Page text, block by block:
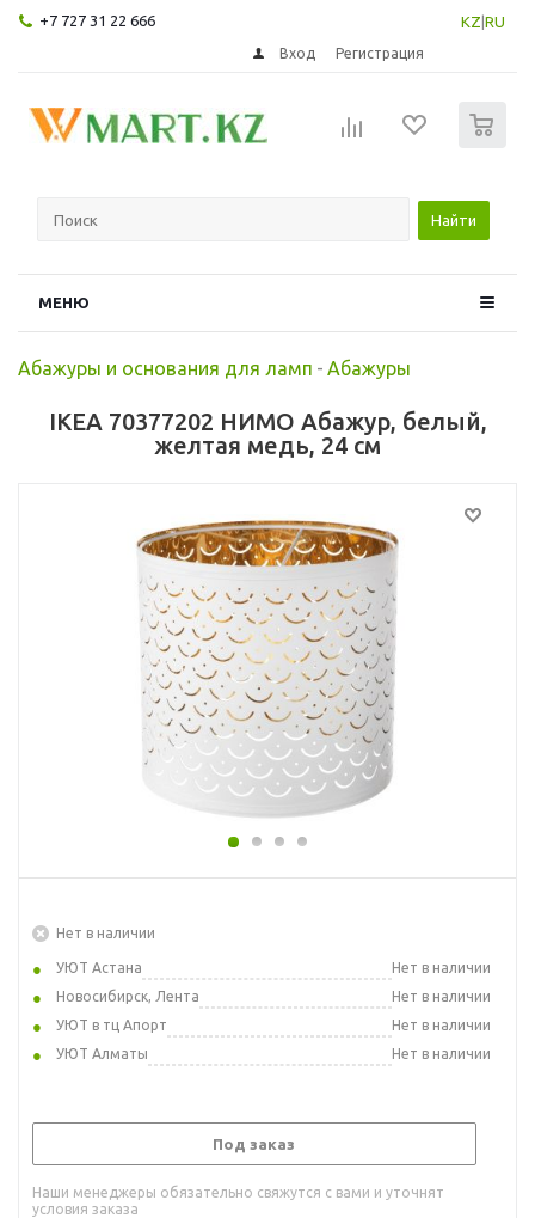
+7 727 31 22 666 KZ RU
Вход Регистрация
Найти
МЕНЮ
Абажуры и основания для ламп - Абажуры
IKEA 70377202 НИМО Абажур, белый,
желтая медь, 24 см
Нет в наличии
УЮТ Астана
Нет в наличии
Новосибирск, Лента
Нет в наличии
УЮТ в тц Апорт
Нет в наличии
УЮТ Алматы
Нет в наличии
Под заказ
Наши менеджеры обязательно свяжутся с вами и уточнят
условия заказа